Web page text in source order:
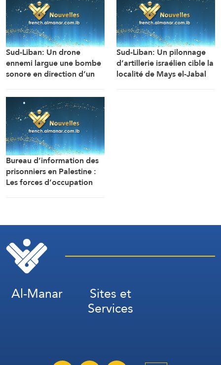
Sud-Liban: Un drone
ennemi largue une bombe
sonore en direction d’un
l’armée libanaise alors
qu’il travaillait à
l’ouverture de la route de
la localité d’Al-Mansouri
(Correspondant d’Al-
Manar)
Sud-Liban: Un pilonnage
d’artillerie israélien cible la
localité de Mays el-Jabal
Bureau d’information des
prisonniers en Palestine :
Les forces d’occupation
centres de détention et
d’interrogatoire après
avoir libéré la majorité des
détenus.
Al-Manar Sites et
Services